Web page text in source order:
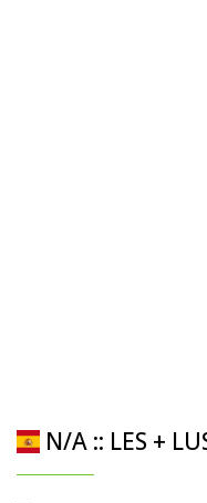
N/A :: LES +